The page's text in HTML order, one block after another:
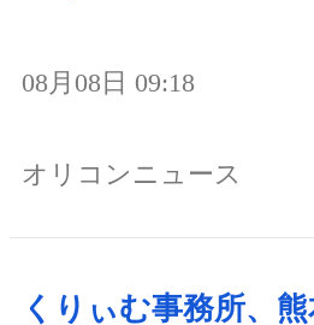
08月08日 09:18
オリコンニュース
くりぃむ事務所、